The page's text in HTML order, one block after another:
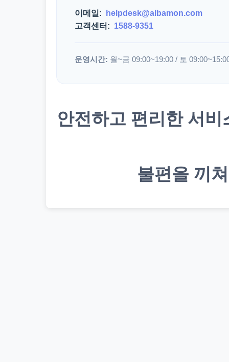
이메일:
helpdesk@albamon.com
고객센터: 1588-9351
운영시간: 월~금 09:00~19:00 / 토
안전하고 편리한 서
불편을 끼